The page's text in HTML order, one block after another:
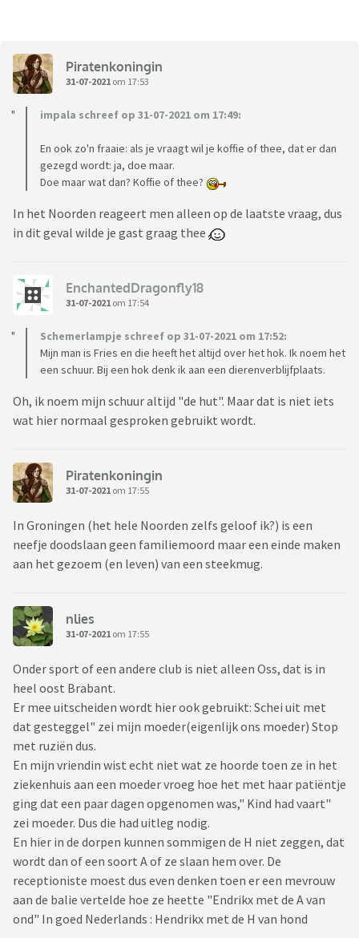
Piratenkoningin
31-07-2021 om 17:53
impala schreef op 31-07-2021 om 17:49:
En ook zo'n fraaie: als je vraagt wil je koffie of thee, dat er dan
gezegd wordt: ja, doe maar.
Doe maar wat dan? Koffie of thee?
In het Noorden reageert men alleen op de laatste vraag, dus
in dit geval wilde je gast graag thee
EnchantedDragonfly18
31-07-2021 om 17:54
Schemerlampje schreef op 31-07-2021 om 17:52:
Mijn man is Fries en die heeft het altijd over het hok. Ik noem het
een schuur. Bij een hok denk ik aan een dierenverblijfplaats.
Oh, ik noem mijn schuur altijd "de hut". Maar dat is niet iets
wat hier normaal gesproken gebruikt wordt.
Piratenkoningin
31-07-2021 om 17:55
In Groningen (het hele Noorden zelfs geloof ik?) is een
neefje doodslaan geen familiemoord maar een einde maken
aan het gezoem (en leven) van een steekmug.
nlies
31-07-2021 om 17:55
Onder sport of een andere club is niet alleen Oss, dat is in
heel oost Brabant.
Er mee uitscheiden wordt hier ook gebruikt: Schei uit met
dat gesteggel" zei mijn moeder(eigenlijk ons moeder) Stop
met ruziën dus.
En mijn vriendin wist echt niet wat ze hoorde toen ze in het
ziekenhuis aan een moeder vroeg hoe het met haar patiëntje
ging dat een paar dagen opgenomen was," Kind had vaart"
zei moeder. Dus die had uitleg nodig.
En hier in de dorpen kunnen sommigen de H niet zeggen, dat
wordt dan of een soort A of ze slaan hem over. De
receptioniste moest dus even denken toen er een mevrouw
aan de balie vertelde hoe ze heette "Endrikx met de A van
ond" In goed Nederlands : Hendrikx met de H van hond